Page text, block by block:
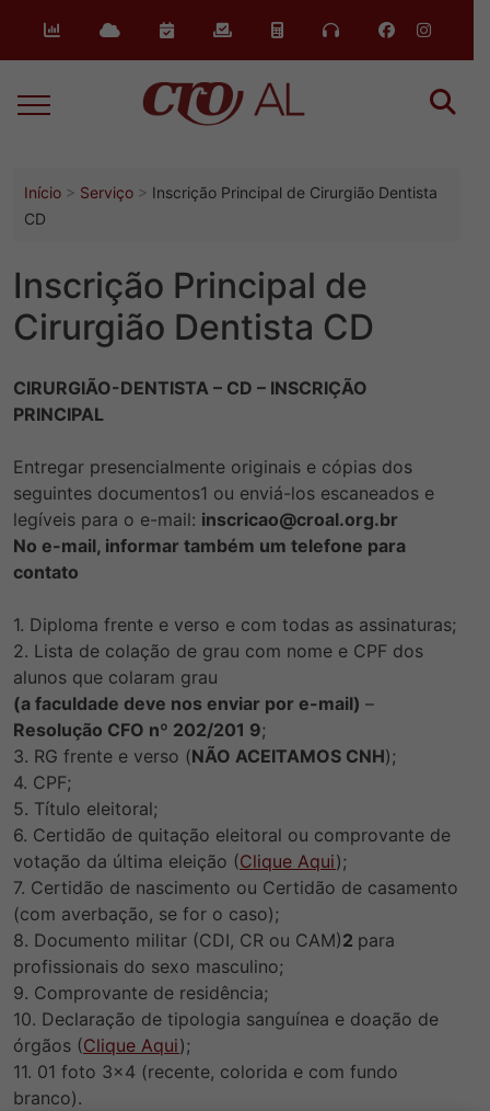
conteúdo
Início Serviço
Inscrição Principal de Cirurgião Dentista
CD
Inscrição Principal de
Cirurgião Dentista CD
CIRURGIÃO-DENTISTA – CD – INSCRIÇÃO
PRINCIPAL
Entregar presencialmente originais e cópias dos
seguintes documentos1 ou enviá-los escaneados e
legíveis para o e-mail: inscricao@croal.org.br
No e-mail, informar também um telefone para
contato
1. Diploma frente e verso e com todas as assinaturas;
2. Lista de colação de grau com nome e CPF dos
alunos que colaram grau
(a faculdade deve nos enviar por e-mail) –
Resolução CFO nº 202/201 9;
3. RG frente e verso (NÃO ACEITAMOS CNH);
4. CPF;
5. Título eleitoral;
6. Certidão de quitação eleitoral ou comprovante de
votação da última eleição (Clique Aqui);
7. Certidão de nascimento ou Certidão de casamento
(com averbação, se for o caso);
8. Documento militar (CDI, CR ou CAM)2 para
profissionais do sexo masculino;
9. Comprovante de residência;
10. Declaração de tipologia sanguínea e doação de
órgãos (Clique Aqui);
11. 01 foto 3×4 (recente, colorida e com fundo
branco).